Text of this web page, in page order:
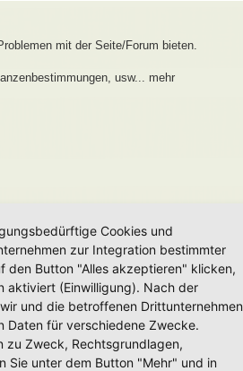
mit der Seite/Forum bieten.
usw... mehr
Cookies und
zur Integration bestimmter
den Button "Alles akzeptieren" klicken,
aktiviert (Einwilligung). Nach der
und die betroffenen Drittunternehmen
Daten für verschiedene Zwecke.
zu Zweck, Rechtsgrundlagen,
Sie unter dem Button "Mehr" und in